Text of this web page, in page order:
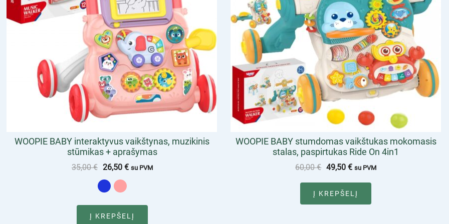
WOOPIE BABY interaktyvus vaikštynas, muzikinis
stūmikas + aprašymas
35,00€ 26,50 € su PVM
Į KREPŠELĮ
WOOPIE BABY stumdomas vaikštukas mokomasis
stalas, paspirtukas Ride On 4in1
60,00€ 49,50€ su PVM
Į KREPŠELĮ